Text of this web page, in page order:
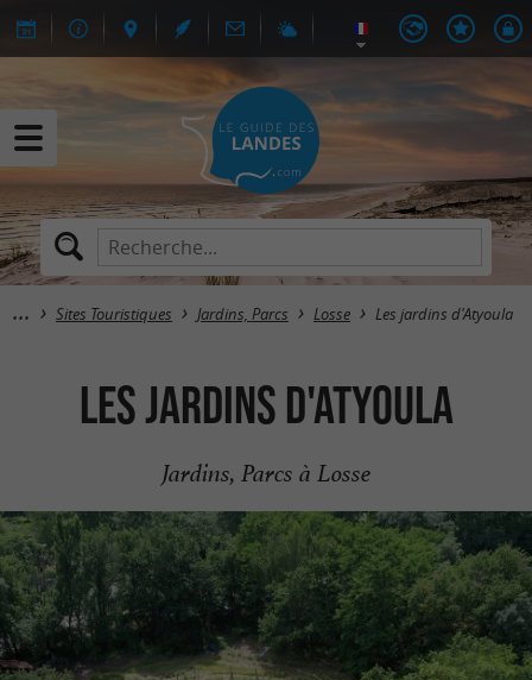
Sites Touristiques Jardins, Parcs Losse Les jardins d'Atyoula
Les jardins d'Atyoula
Jardins, Parcs à Losse